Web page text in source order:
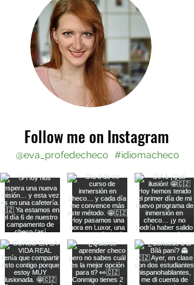
Follow me on Instagram
#idiomacheco
@eva_profedecheco